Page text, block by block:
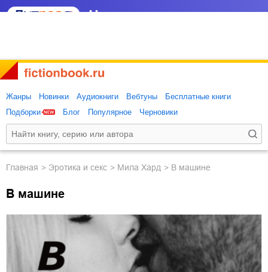
Жанры Новинки Аудиокниги Вебтуны
Бесплатные книги
Подборки
Блог Популярное Черновики
Главная эротика и секс Мила Хард В машине
В машине